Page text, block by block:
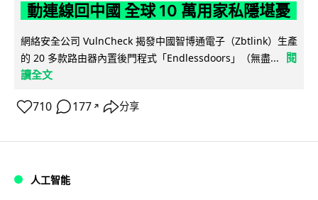
動連線回中國 全球 10 萬用家私隱堪憂
網絡安全公司 VulnCheck 揭發中國智博通電子（Zbtlink）生產
的 20 多款路由器內置後門程式「Endlessdoors」（無盡...
閱
讀全文
710 177 ↗ 分享
人工智能